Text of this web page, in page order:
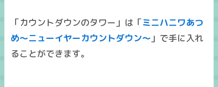
「カウントダウンのタワー」は「ミニハニワあつ
め～ニューイヤーカウントダウン～ 」で手に入れ
ることができます。